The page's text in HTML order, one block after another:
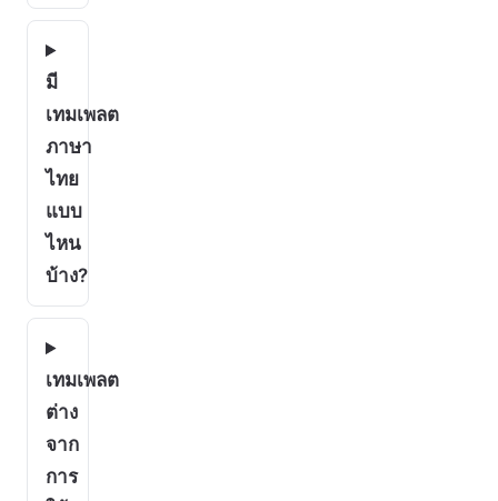
มี
เทมเพลต
ภาษา
ไทย
แบบ
ไหน
บ้าง?
เทมเพลต
ต่าง
จาก
การ